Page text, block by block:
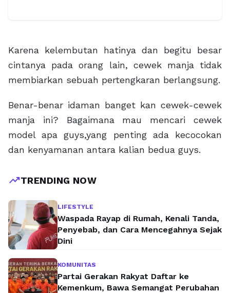
Karena kelembutan hatinya dan begitu besar
cintanya pada orang lain, cewek manja tidak
membiarkan sebuah pertengkaran berlangsung.
Benar-benar idaman banget kan cewek-cewek
manja ini? Bagaimana mau mencari cewek
model apa guys,yang penting ada kecocokan
dan kenyamanan antara kalian bedua guys.
trending_upTRENDING NOW
LIFESTYLE
Waspada Rayap di Rumah, Kenali Tanda,
Penyebab, dan Cara Mencegahnya Sejak
Dini
KOMUNITAS
Partai Gerakan Rakyat Daftar ke
Kemenkum, Bawa Semangat Perubahan